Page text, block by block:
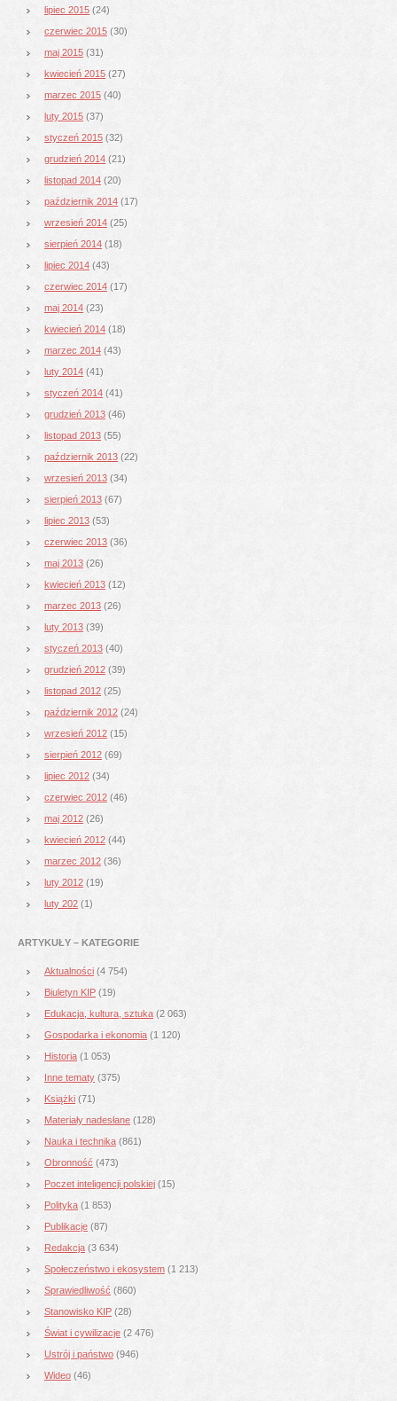
lipiec 2015 (24)
czerwiec 2015 (30)
maj 2015 (31)
kwiecień 2015 (27)
marzec 2015 (40)
luty 2015 (37)
styczeń 2015 (32)
grudzień 2014 (21)
listopad 2014 (20)
październik 2014 (17)
wrzesień 2014 (25)
sierpień 2014 (18)
lipiec 2014 (43)
czerwiec 2014 (17)
maj 2014 (23)
kwiecień 2014 (18)
marzec 2014 (43)
luty 2014 (41)
styczeń 2014 (41)
grudzień 2013 (46)
listopad 2013 (55)
październik 2013 (22)
wrzesień 2013 (34)
sierpień 2013 (67)
lipiec 2013 (53)
czerwiec 2013 (36)
maj 2013 (26)
kwiecień 2013 (12)
marzec 2013 (26)
luty 2013 (39)
styczeń 2013 (40)
grudzień 2012 (39)
listopad 2012 (25)
październik 2012 (24)
wrzesień 2012 (15)
sierpień 2012 (69)
lipiec 2012 (34)
czerwiec 2012 (46)
maj 2012 (26)
kwiecień 2012 (44)
marzec 2012 (36)
luty 2012 (19)
luty 202 (1)
ARTYKUŁY – KATEGORIE
Aktualności (4 754)
Biuletyn KIP (19)
Edukacja, kultura, sztuka (2 063)
Gospodarka i ekonomia (1 120)
Historia (1 053)
Inne tematy (375)
Książki (71)
Materiały nadesłane (128)
Nauka i technika (861)
Obronność (473)
Poczet inteligencji polskiej (15)
Polityka (1 853)
Publikacje (87)
Redakcja (3 634)
Społeczeństwo i ekosystem (1 213)
Sprawiedliwość (860)
Stanowisko KIP (28)
Świat i cywilizacje (2 476)
Ustrój i państwo (946)
Wideo (46)